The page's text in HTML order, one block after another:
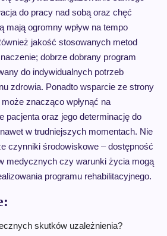
do pracy nad sobą oraz chęć
mają ogromny wpływ na tempo
jakość stosowanych metod
dobrze dobrany program
do indywidualnych potrzeb
zdrowia. Ponadto wsparcie ze strony
znacząco wpłynąć na
pacjenta oraz jego determinację do
w trudniejszych momentach. Nie
czynniki środowiskowe – dostępność
medycznych czy warunki życia mogą
programu rehabilitacyjnego.
skutków uzależnienia?